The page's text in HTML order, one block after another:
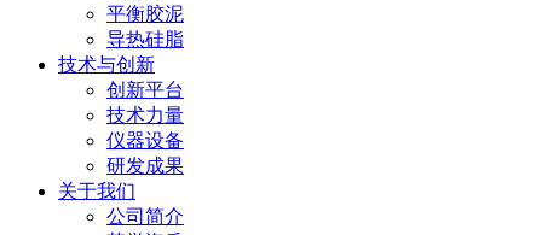
平衡胶泥
导热硅脂
技术与创新
创新平台
技术力量
仪器设备
研发成果
关于我们
公司简介